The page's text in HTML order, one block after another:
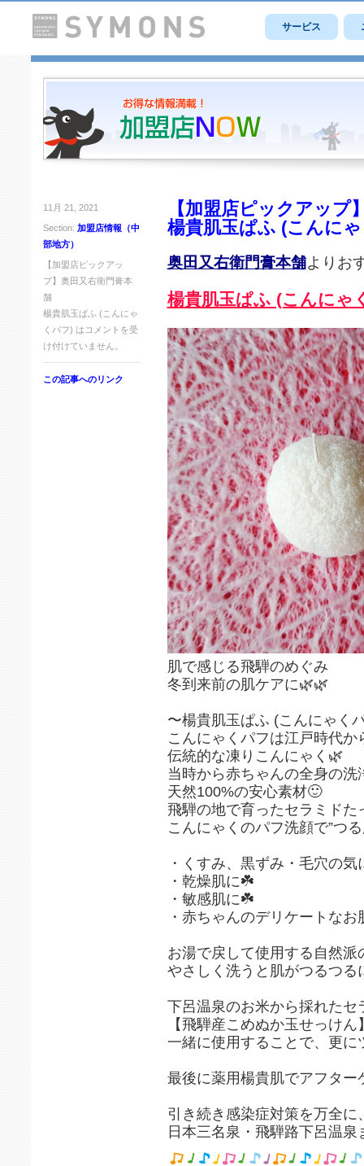
サービス
11月 21, 2021
Section: 加盟店情報（中
部地方）
【加盟店ピックアッ
プ】奥田又右衛門膏本
舗
楊貴肌玉ぱふ (こんにゃ
くパフ) は コメントを受
け付けていません。
この記事へのリンク
【加盟店ピックアップ
楊貴肌玉ぱふ (こんに
奥田又右衛門膏本舗よりお
楊貴肌玉ぱふ (こんにゃ
肌で感じる飛騨のめぐみ
冬到来前の肌ケアに🌿🌿
〜楊貴肌玉ぱふ (こんにゃく
こんにゃくパフは江戸時代か
伝統的な凍りこんにゃく🌿
当時から赤ちゃんの全身の洗
天然100%の安心素材🙂
飛騨の地で育ったセラミドた
こんにゃくのパフ洗顔で”つ
・くすみ、黒ずみ・毛穴の
・乾燥肌に☘️
・敏感肌に☘️
・赤ちゃんのデリケートな
お湯で戻して使用する自然派
やさしく洗うと肌がつるつる
下呂温泉のお米から採れたセ
【飛騨産こめぬか玉せっけ
一緒に使用することで、更に
最後に薬用楊貴肌でアフター
引き続き感染症対策を万全に
日本三名泉・飛騨路下呂温